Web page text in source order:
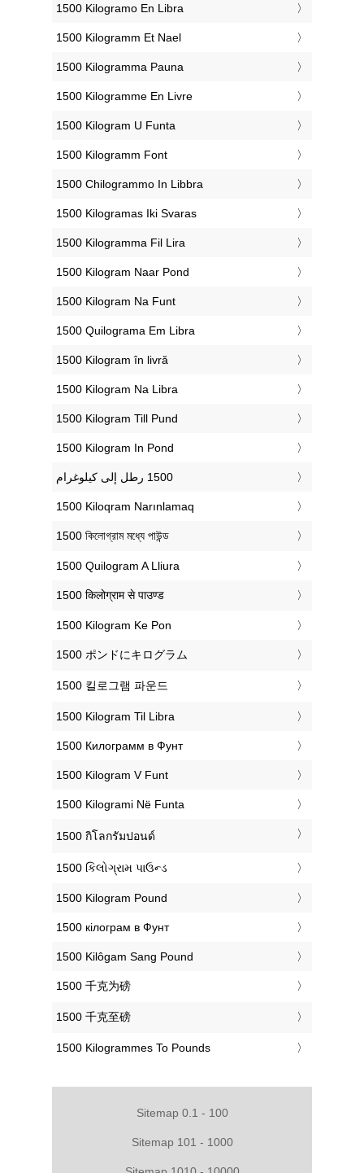
‎1500 Kilogramo En Libra
‎1500 Kilogramm Et Nael
‎1500 Kilogramma Pauna
‎1500 Kilogramme En Livre
‎1500 Kilogram U Funta
‎1500 Kilogramm Font
‎1500 Chilogrammo In Libbra
‎1500 Kilogramas Iki Svaras
‎1500 Kilogramma Fil Lira
‎1500 Kilogram Naar Pond
‎1500 Kilogram Na Funt
‎1500 Quilograma Em Libra
‎1500 Kilogram în livră
‎1500 Kilogram Na Libra
‎1500 Kilogram Till Pund
‎1500 Kilogram In Pond
‎1500 Kiloqram Narınlamaq
‎1500 কিলোগ্রাম মধ্যে পাউন্ড
‎1500 Quilogram A Lliura
‎1500 किलोग्राम से पाउण्ड
‎1500 Kilogram Ke Pon
‎1500 ポンドにキログラム
‎1500 킬로그램 파운드
‎1500 Kilogram Til Libra
‎1500 Килограмм в Фунт
‎1500 Kilogram V Funt
‎1500 Kilogrami Në Funta
‎1500 กิโลกรัมปอนด์
‎1500 કિલોગ્રામ પાઉન્ડ
‎1500 Kilogram Pound
‎1500 кілограм в Фунт
‎1500 Kilôgam Sang Pound
‎1500 千克为磅
‎1500 千克至磅
‎1500 Kilogrammes To Pounds
Sitemap 0.1 - 100
Sitemap 101 - 1000